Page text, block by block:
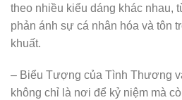
theo nhiều kiểu dáng khác nhau,
phản ánh sự cá nhân hóa và tôn
khuất.
– Biểu Tượng của Tình Thương
không chỉ là nơi để kỷ niệm mà